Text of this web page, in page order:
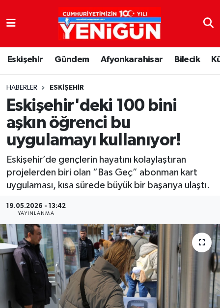
Eskişehir Gündem Afyonkarahisar Bilecik
HABERLER ESKIŞEHIR
Eskişehir'deki 100 bini
aşkın öğrenci bu
uygulamayı kullanıyor!
Eskişehir’de gençlerin hayatını kolaylaştıran
projelerden biri olan “Bas Geç” abonman kart
uygulaması, kısa sürede büyük bir başarıya ulaştı.
19.05.2026 - 13:42
YAYINLANMA
Nöbetçi Eczaneler
Hava Durumu
Trafik Durumu
Süper Lig Puan Durumu ve Fikstür
Tüm Manşetler
Son Dakika Haberleri
Haber Arşivi